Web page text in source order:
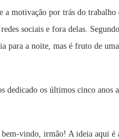
a motivação por trás do trabalho
sociais e fora delas.
para a noite, mas é fruto de
dedicado os últimos cinco anos a
bem-vindo, irmão! A ideia aqui é